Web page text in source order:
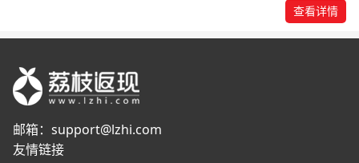
查看详情
邮箱： support@lzhi.com
友情链接